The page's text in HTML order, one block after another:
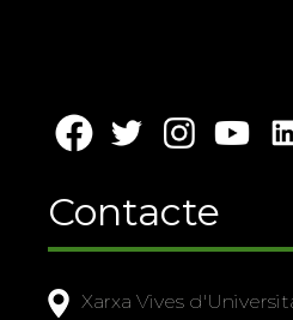
Contacte
Xarxa Vives